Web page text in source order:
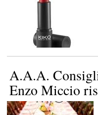
A.A.A.
Enzo Miccio